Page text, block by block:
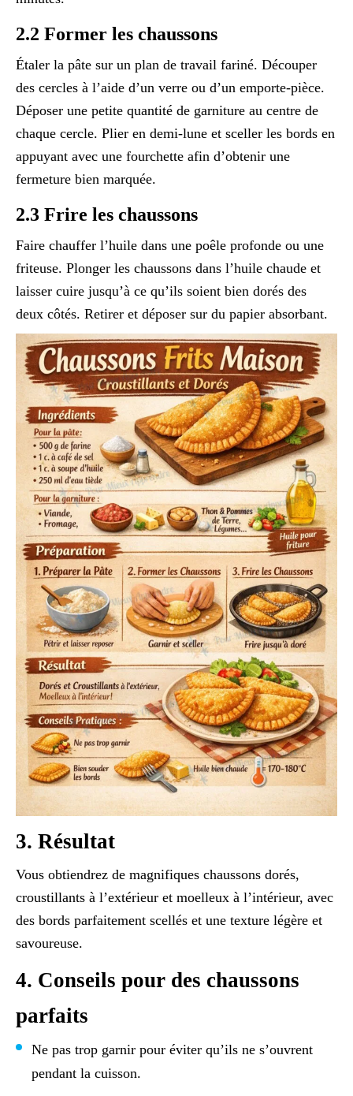
2.2 Former les chaussons
Étaler la pâte sur un plan de travail fariné. Découper
des cercles à l’aide d’un verre ou d’un emporte-pièce.
Déposer une petite quantité de garniture au centre de
chaque cercle. Plier en demi-lune et sceller les bords en
appuyant avec une fourchette afin d’obtenir une
fermeture bien marquée.
2.3 Frire les chaussons
Faire chauffer l’huile dans une poêle profonde ou une
friteuse. Plonger les chaussons dans l’huile chaude et
laisser cuire jusqu’à ce qu’ils soient bien dorés des
deux côtés. Retirer et déposer sur du papier absorbant.
3. Résultat
Vous obtiendrez de magnifiques chaussons dorés,
croustillants à l’extérieur et moelleux à l’intérieur, avec
des bords parfaitement scellés et une texture légère et
savoureuse.
4. Conseils pour des chaussons
parfaits
Ne pas trop garnir pour éviter qu’ils ne s’ouvrent
pendant la cuisson.